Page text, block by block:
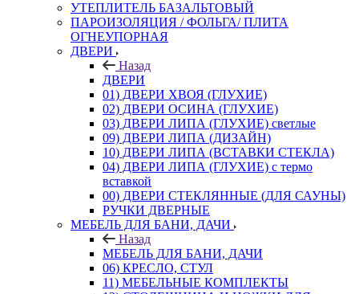
УТЕПЛИТЕЛЬ БАЗАЛЬТОВЫЙ
ПАРОИЗОЛЯЦИЯ / ФОЛЬГА/ ПЛИТА
ОГНЕУПОРНАЯ
ДВЕРИ
Назад
ДВЕРИ
01) ДВЕРИ ХВОЯ (ГЛУХИЕ)
02) ДВЕРИ ОСИНА (ГЛУХИЕ)
03) ДВЕРИ ЛИПА (ГЛУХИЕ) светлые
09) ДВЕРИ ЛИПА (ДИЗАЙН)
10) ДВЕРИ ЛИПА (ВСТАВКИ СТЕКЛА)
04) ДВЕРИ ЛИПА (ГЛУХИЕ) с термо
вставкой
00) ДВЕРИ СТЕКЛЯННЫЕ (ДЛЯ САУНЫ)
РУЧКИ ДВЕРНЫЕ
МЕБЕЛЬ ДЛЯ БАНИ, ДАЧИ
Назад
МЕБЕЛЬ ДЛЯ БАНИ, ДАЧИ
06) КРЕСЛО, СТУЛ
11) МЕБЕЛЬНЫЕ КОМПЛЕКТЫ